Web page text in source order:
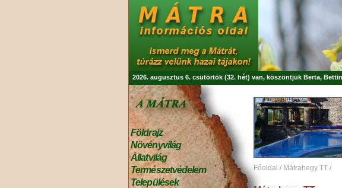
2026. augusztus 6. csütörtök (32. hét) van, köszöntjük Berta,
Földrajz
Növényvilág
Állatvilág
Természetvédelem
Települések
Főoldal / Mátrahegy TT /